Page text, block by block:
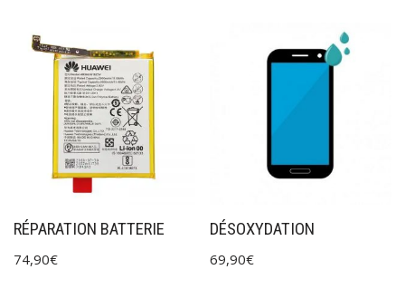
RÉPARATION BATTERIE
74,90€
DÉSOXYDATION
69,90€